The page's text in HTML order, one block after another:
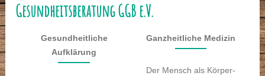
Gesundheitsberatung GGB e.V.
Gesundheitliche
Aufklärung
Ganzheitliche Medizin
Der Mensch als Körper-